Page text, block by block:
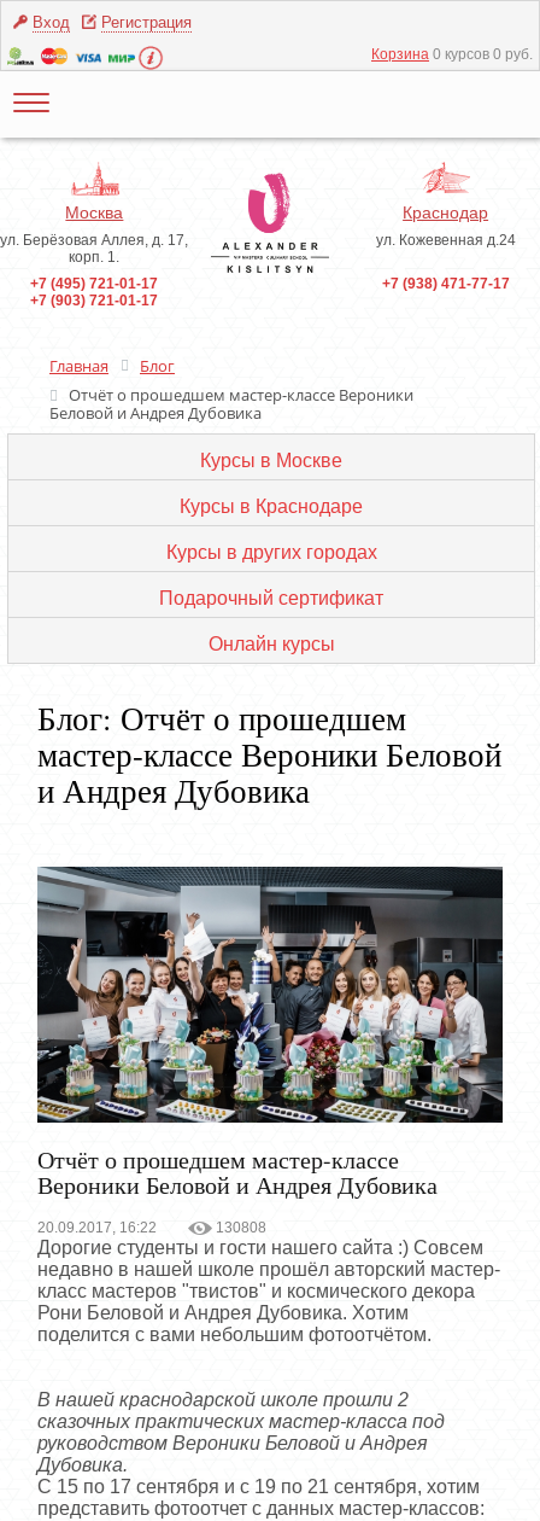
Вход Регистрация
Корзина 0 курсов 0 руб.
Москва
ул. Берёзовая Аллея, д. 17,
корп. 1.
+7 (495) 721-01-17
+7 (903) 721-01-17
Краснодар
ул. Кожевенная д.24
+7 (938) 471-77-17
Главная
Блог
Отчёт о прошедшем мастер-классе Вероники
Беловой и Андрея Дубовика
Курсы в Москве
Курсы в Краснодаре
Курсы в других городах
Подарочный сертификат
Онлайн курсы
Блог: Отчёт о прошедшем
мастер-классе Вероники Беловой
и Андрея Дубовика
Отчёт о прошедшем мастер-классе
Вероники Беловой и Андрея Дубовика
20.09.2017, 16:22 130808
Дорогие студенты и гости нашего сайта :) Совсем
недавно в нашей школе прошёл авторский мастер-
класс мастеров "твистов" и космического декора
Рони Беловой и Андрея Дубовика. Хотим
поделится с вами небольшим фотоотчётом.
В нашей краснодарской школе прошли 2
сказочных практических мастер-класса под
руководством Вероники Беловой и Андрея
Дубовика.
С 15 по 17 сентября и с 19 по 21 сентября, хотим
представить фотоотчет с данных мастер-классов: